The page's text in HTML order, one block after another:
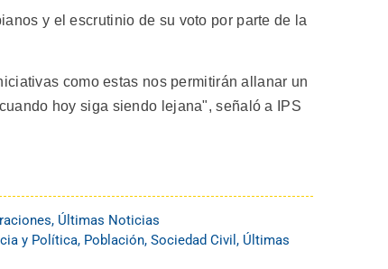
y el escrutinio de su voto por parte de la
como estas nos permitirán allanar un
hoy siga siendo lejana", señaló a IPS
, Últimas Noticias
y Política, Población, Sociedad Civil , Últimas